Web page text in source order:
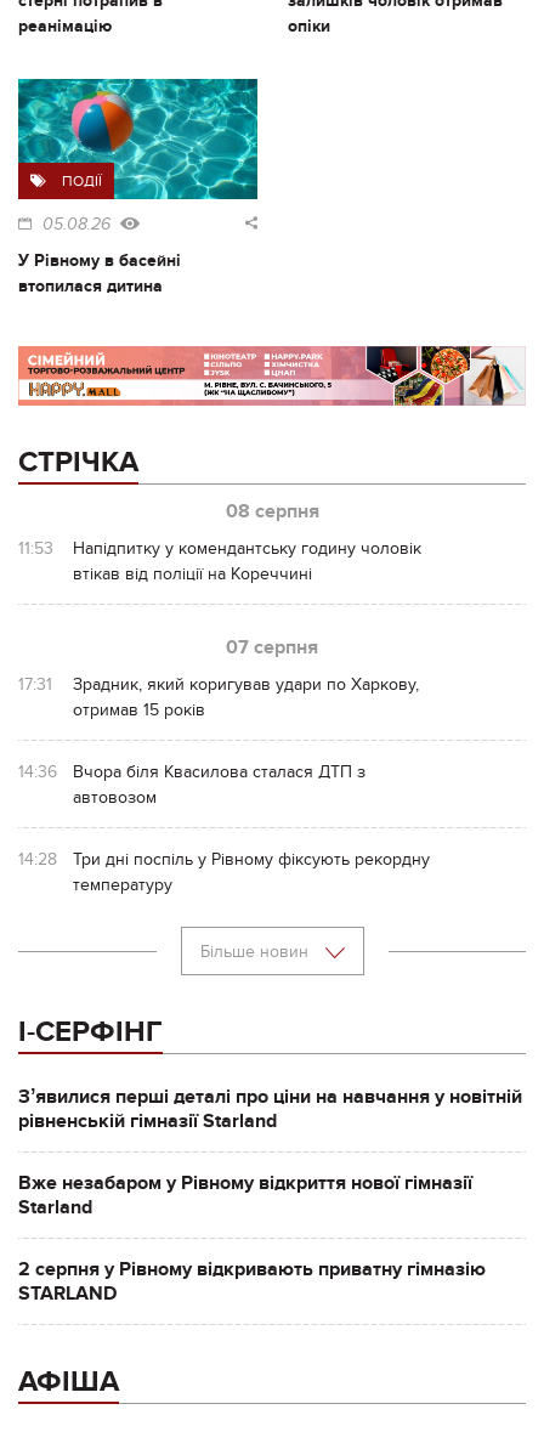
реанімацію
опіки
ПОДІЇ
05.08.26
У Рівному в басейні
втопилася дитина
СТРІЧКА
08 серпня
11:53
Напідпитку у комендантську годину чоловік
втікав від поліції на Кореччині
07 серпня
17:31
Зрадник, який коригував удари по Харкову,
отримав 15 років
14:36
Вчора біля Квасилова сталася ДТП з
автовозом
14:28
Три дні поспіль у Рівному фіксують рекордну
температуру
Більше новин
І-СЕРФІНГ
Зʼявилися перші деталі про ціни на навчання у новітній
рівненській гімназії Starland
Вже незабаром у Рівному відкриття нової гімназії
Starland
2 серпня у Рівному відкривають приватну гімназію
STARLAND
АФІША